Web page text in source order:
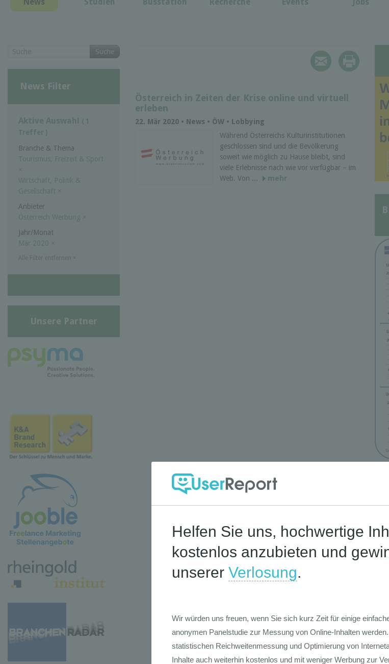
Österreich in Zeiten der Krise online und virtuell
erleben
22. Mär 2020 • News • ÖW • Lobbying
Während Österreichs Kulturinstitutionen
geschlossen sind und die Bevölkerung
soweit wie möglich zu Hause bleibt, sind
viele Erlebnisse nach wie vor verfügbar – im
Web. Von ...
mehr
Suche
News Filter
Aktive Auswahl ( 1
Treffer )
Branche & Thema
Tourismus, Freizeit & Sport
×
Wirtschaft, Politik &
Gesellschaft ×
Anbieter
Österreich Werbung ×
Jahr/Monat
Mär 2020 ×
Unsere Partner